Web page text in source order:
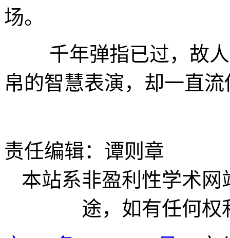
场。
千年弹指已过，故人
帛的智慧表演，却一直
责任编辑：谭则章
本站系非盈利性学术
途，如有任何权